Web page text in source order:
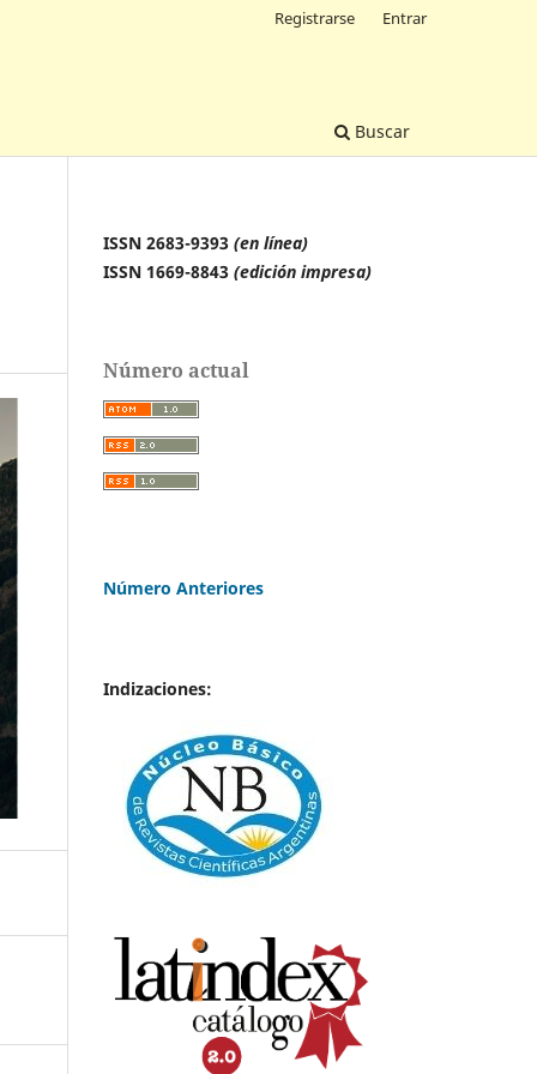
Buscar
Registrarse Entrar
ISSN 2683-9393 (en línea)
ISSN 1669-8843 (edición impresa)
Número actual
Número Anteriores
Indizaciones: